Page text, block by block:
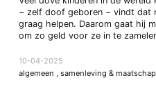
− zelf doof geboren − vindt dat
graag helpen. Daarom gaat hij
om zo geld voor ze in te
10-04-2025
algemeen , samenleving &